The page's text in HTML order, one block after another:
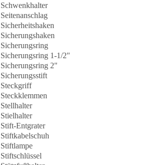
Schwenkhalter
Seitenanschlag
Sicherheitshaken
Sicherungshaken
Sicherungsring
Sicherungsring 1-1/2"
Sicherungsring 2"
Sicherungsstift
Steckgriff
Steckklemmen
Stellhalter
Stielhalter
Stift-Entgrater
Stiftkabelschuh
Stiftlampe
Stiftschlüssel